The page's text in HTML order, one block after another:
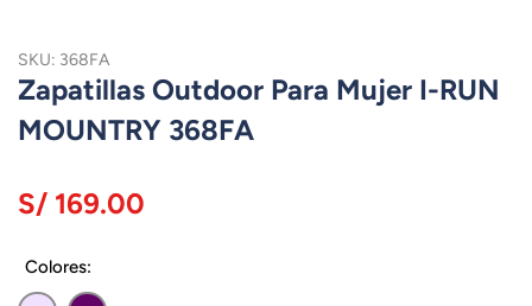
SKU: 368FA
Zapatillas Outdoor Para Mujer I-RUN
MOUNTRY 368FA
S/ 169.00
Colores: